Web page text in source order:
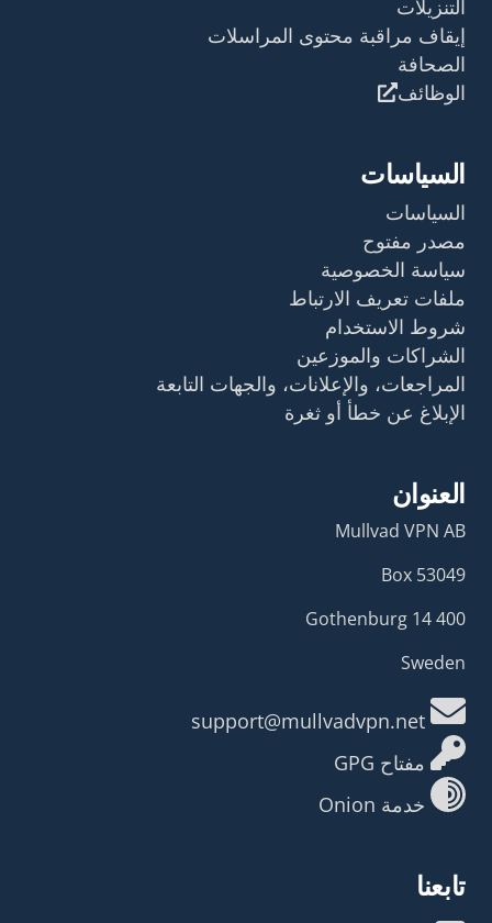
التنزيلات
إيقاف مراقبة محتوى المراسلات
الصحافة
الوظائف
السياسات
السياسات
مصدر مفتوح
سياسة الخصوصية
ملفات تعريف الارتباط
شروط الاستخدام
الشراكات والموزعين
المراجعات، والإعلانات، والجهات التابعة
الإبلاغ عن خطأ أو ثغرة
العنوان
Mullvad VPN AB
Box 53049
400 14 Gothenburg
Sweden
مفتاح GPG
خدمة Onion
تابعنا